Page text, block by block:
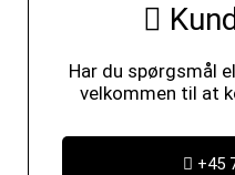
Har du spørgsmål
velkommen til at
+45